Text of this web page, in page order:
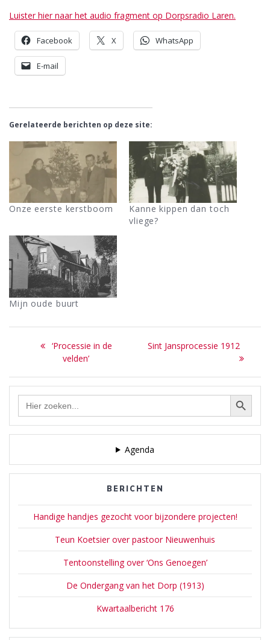
Luister hier naar het audio fragment op Dorpsradio Laren.
Facebook X WhatsApp
E-mail
Gerelateerde berichten op deze site:
Onze eerste kerstboom
Kanne kippen dan toch
vliege?
Mijn oude buurt
Bericht
navigatie
Previous
post:
‘Processie in de
velden’
Next
Sint Jansprocessie 1912
Zoek Zoekknop
Agenda
BERICHTEN
Handige handjes gezocht voor bijzondere projecten!
Teun Koetsier over pastoor Nieuwenhuis
Tentoonstelling over ‘Ons Genoegen’
De Ondergang van het Dorp (1913)
Kwartaalbericht 176